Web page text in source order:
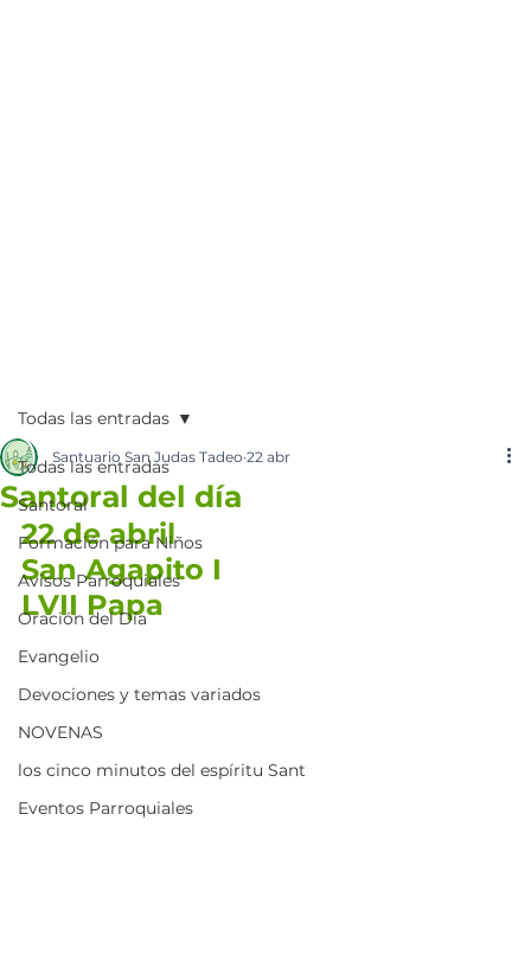
Todas las entradas
Santoral
Formación para Niños
Avisos Parroquiales
Oración del Día
Evangelio
Devociones y temas variados
NOVENAS
los cinco minutos del espíritu Sant
Eventos Parroquiales
Todas las entradas
Santoral del día
Santuario San Judas Tadeo 22 abr
22 de abril
San Agapito I
LVII Papa